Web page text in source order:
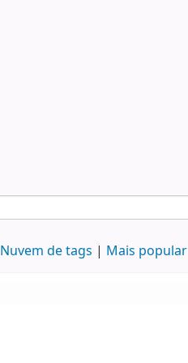
Nuvem de tags Mais popular